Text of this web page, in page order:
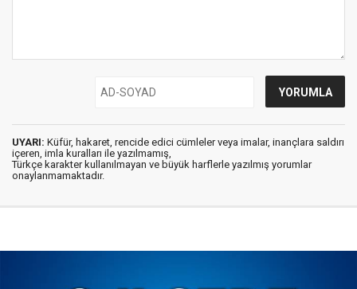
UYARI: Küfür, hakaret, rencide edici cümleler veya imalar, inançlara saldırı
içeren, imla kuralları ile yazılmamış,
Türkçe karakter kullanılmayan ve büyük harflerle yazılmış yorumlar
onaylanmamaktadır.